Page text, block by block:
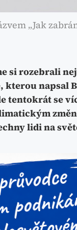
„Jak
si rozebrali
napsal
tentokrát se
lidi na